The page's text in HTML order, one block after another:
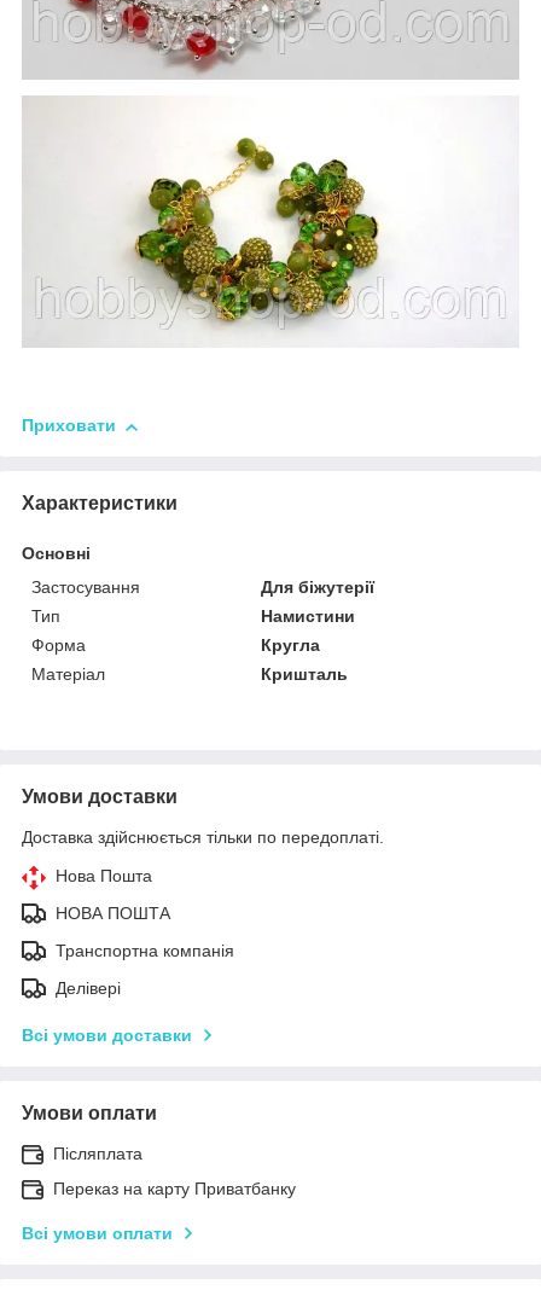
Приховати
Характеристики
Основні
Застосування
Для біжутерії
Тип
Намистини
Форма
Кругла
Матеріал
Кришталь
Умови доставки
Доставка здійснюється тільки по передоплаті.
Нова Пошта
НОВА ПОШТА
Транспортна компанія
Делівері
Всі умови доставки
Умови оплати
Післяплата
Переказ на карту Приватбанку
Всі умови оплати